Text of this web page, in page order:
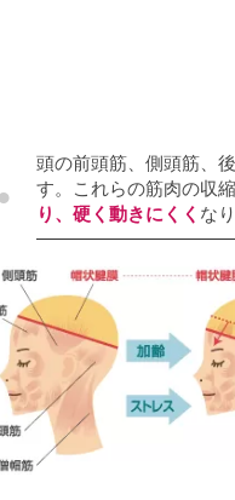
頭の前頭筋、側頭筋、
す。これらの筋肉の収
り、硬く動きにくく な